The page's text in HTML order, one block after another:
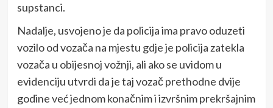
supstanci.
Nadalje, usvojeno je da policija ima pravo oduzeti
vozilo od vozača na mjestu gdje je policija zatekla
vozača u obijesnoj vožnji, ali ako se uvidom u
evidenciju utvrdi da je taj vozač prethodne dvije
godine već jednom konačnim i izvršnim prekršajnim